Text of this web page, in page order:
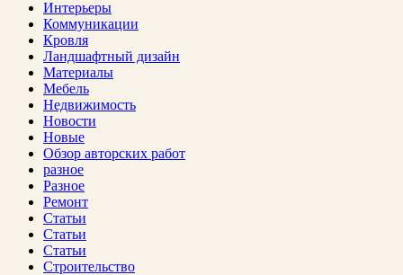
Интерьеры
Коммуникации
Кровля
Ландшафтный дизайн
Материалы
Мебель
Недвижимость
Новости
Новые
Обзор авторских работ
разное
Разное
Ремонт
Статьи
Статьи
Статьи
Строительство